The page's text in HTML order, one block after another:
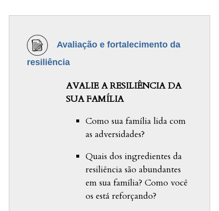
Avaliação e fortalecimento da
resiliência
AVALIE A RESILIÊNCIA DA
SUA FAMÍLIA
Como sua família lida com
as adversidades?
Quais dos ingredientes da
resiliência são abundantes
em sua família? Como você
os está reforçando?